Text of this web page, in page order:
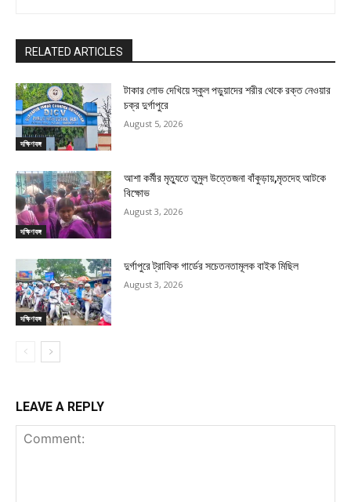
RELATED ARTICLES
দক্ষিণবঙ্গ
টাকার লোভ দেখিয়ে স্কুল পড়ুয়াদের শরীর থেকে রক্ত নেওয়ার
চক্র দুর্গাপুরে
August 5, 2026
দক্ষিণবঙ্গ
আশা কর্মীর মৃত্যুতে তুমুল উত্তেজনা বাঁকুড়ায়,মৃতদেহ আটকে
বিক্ষোভ
August 3, 2026
দক্ষিণবঙ্গ
দুর্গাপুরে ট্রাফিক গার্ডের সচেতনতামূলক বাইক মিছিল
August 3, 2026
LEAVE A REPLY